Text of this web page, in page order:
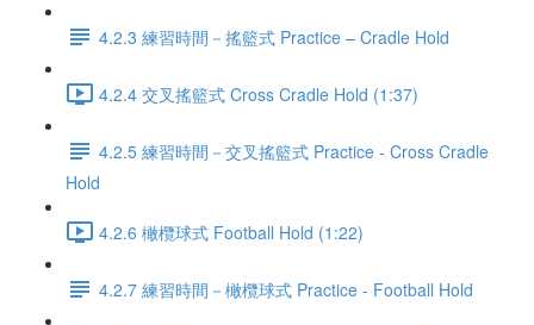
4.2.3 練習時間－搖籃式 Practice – Cradle Hold
4.2.4 交叉搖籃式 Cross Cradle Hold (1:37)
4.2.5 練習時間－交叉搖籃式 Practice - Cross Cradle
Hold
4.2.6 橄欖球式 Football Hold (1:22)
4.2.7 練習時間－橄欖球式 Practice - Football Hold